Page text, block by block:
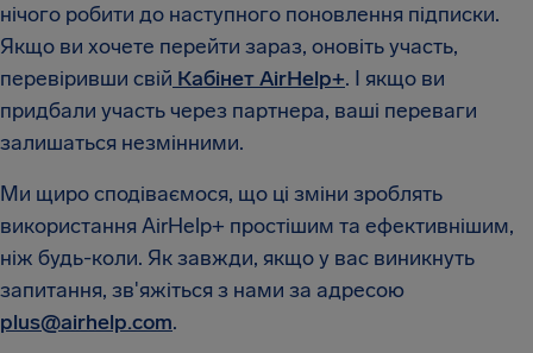
нічого робити до наступного поновлення підписки.
Якщо ви хочете перейти зараз, оновіть участь,
перевіривши свій Кабінет AirHelp+. І якщо ви
придбали участь через партнера, ваші переваги
залишаться незмінними.
Ми щиро сподіваємося, що ці зміни зроблять
використання AirHelp+ простішим та ефективнішим,
ніж будь-коли. Як завжди, якщо у вас виникнуть
запитання, зв'яжіться з нами за адресою
plus@airhelp.com.